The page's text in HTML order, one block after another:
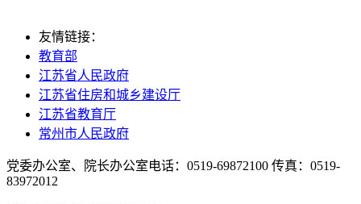
友情链接：
教育部
江苏省人民政府
江苏省住房和城乡建设厅
江苏省教育厅
常州市人民政府
党委办公室、院长办公室电话：0519-69872100 传真：0519-
83972012